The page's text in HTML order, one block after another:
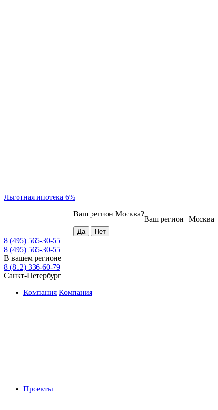
Льготная ипотека 6%
Москва
Ваш регион
Ваш регион Москва?
8 (495) 565-30-55
8 (495) 565-30-55
В вашем регионе
8 (812) 336-60-79
Санкт-Петербург
Компания Компания
Проекты